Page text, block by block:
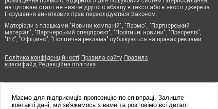
на цитовані статті не нижче другого абзацу в тексті або в якості джерела.
Порушення виняткових прав переслідується Законом.
Матеріали з плашками "Новини компаній", "Промо", "Партнерський
матеріал", "Партнерський спецпроєкт", "Політичні новини", "Пресреліз",
"PR", "Офіційно", "Політична реклама" публікуються на правах реклами.
Політика конфіденційності Правила сайту Правила
класифайд Редакційна політика
Маємо для підприємців пропозицію по співпраці. Залиште
контакті дані, ми зв'яжемось з вами та розповімо всі деталі